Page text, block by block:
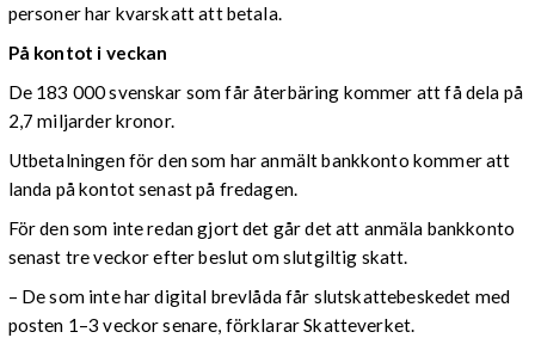
personer har kvarskatt att betala.
På kontot i veckan
De 183 000 svenskar som får återbäring kommer att få dela på
2,7 miljarder kronor.
Utbetalningen för den som har anmält bankkonto kommer att
landa på kontot senast på fredagen.
För den som inte redan gjort det går det att anmäla bankkonto
senast tre veckor efter beslut om slutgiltig skatt.
– De som inte har digital brevlåda får slutskattebeskedet med
posten 1–3 veckor senare, förklarar Skatteverket.